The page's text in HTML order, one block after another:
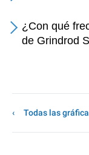
¿Con qué
de Grindrod
Todas las